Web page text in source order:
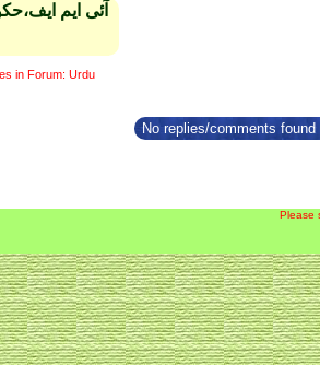
آئی ایم
in Forum: Urdu
No replies/comments
Please